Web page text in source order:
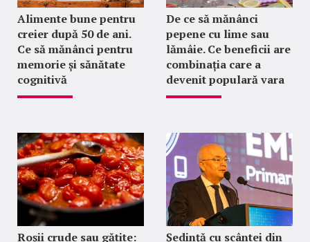
Alimente bune pentru
creier după 50 de ani.
Ce să mănânci pentru
memorie și sănătate
cognitivă
De ce să mănânci
pepene cu lime sau
lămâie. Ce beneficii are
combinația care a
devenit populară vara
Roșii crude sau gătite:
Ședință cu scântei din